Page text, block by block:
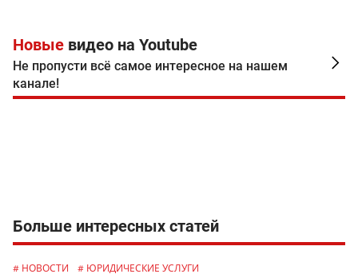
Новые видео на Youtube
Не пропусти всё самое интересное на нашем
канале!
Больше интересных статей
# НОВОСТИ # ЮРИДИЧЕСКИЕ УСЛУГИ